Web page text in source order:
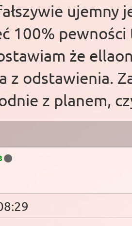
ujemny
100%
że
z odstawienia.
z planem,